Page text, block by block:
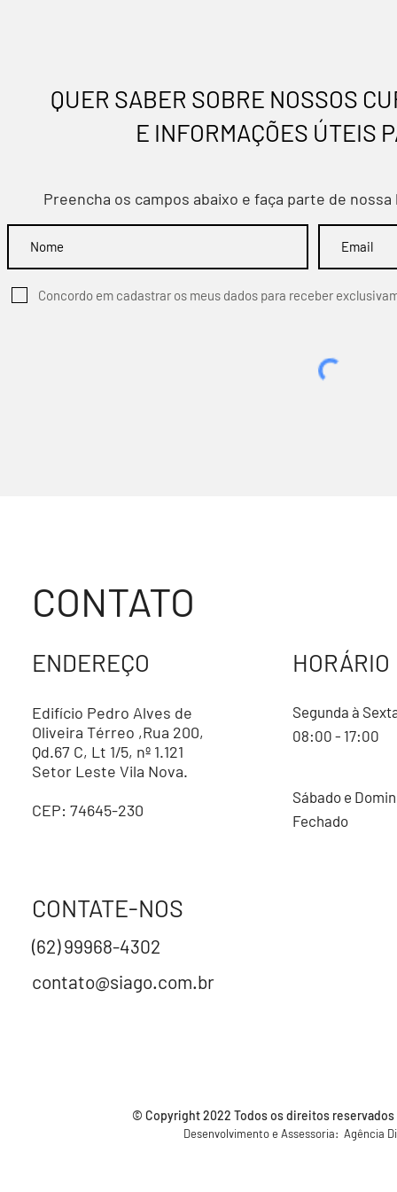
CONTATO
ENDEREÇO
Edifício Pedro Alves de
Oliveira Térreo ,Rua 200,
Qd.67 C, Lt 1/5, nº 1.121
Setor Leste Vila Nova.
CEP: 74645-230
HORÁRIO
Segunda à
08:00 - 17:00
Sábado e
Fechado
CONTATE-NOS
(62) 99968-4302
contato@siago.com.br
© Copyright 2022 Todos os direitos reservados
Desenvolvimento e Assessoria: Agência
QUER SABER SOBRE NOSSOS
E INFORMAÇÕES ÚTEIS
Preencha os campos abaixo e faça parte de
Concordo em cadastrar os meus dados para receber